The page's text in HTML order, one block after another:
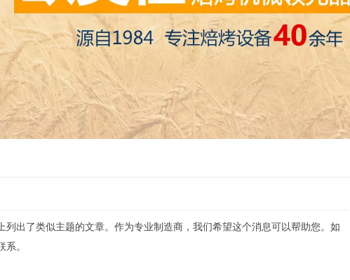
列出了类似主题的文章。作为专业制造商，我们希望这个消息可以帮助您。如
。